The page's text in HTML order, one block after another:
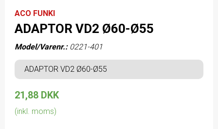
ACO FUNKI
ADAPTOR VD2 Ø60-Ø55
Model/Varenr.: 0221-401
ADAPTOR VD2 Ø60-Ø55
21,88 DKK
(inkl. moms)